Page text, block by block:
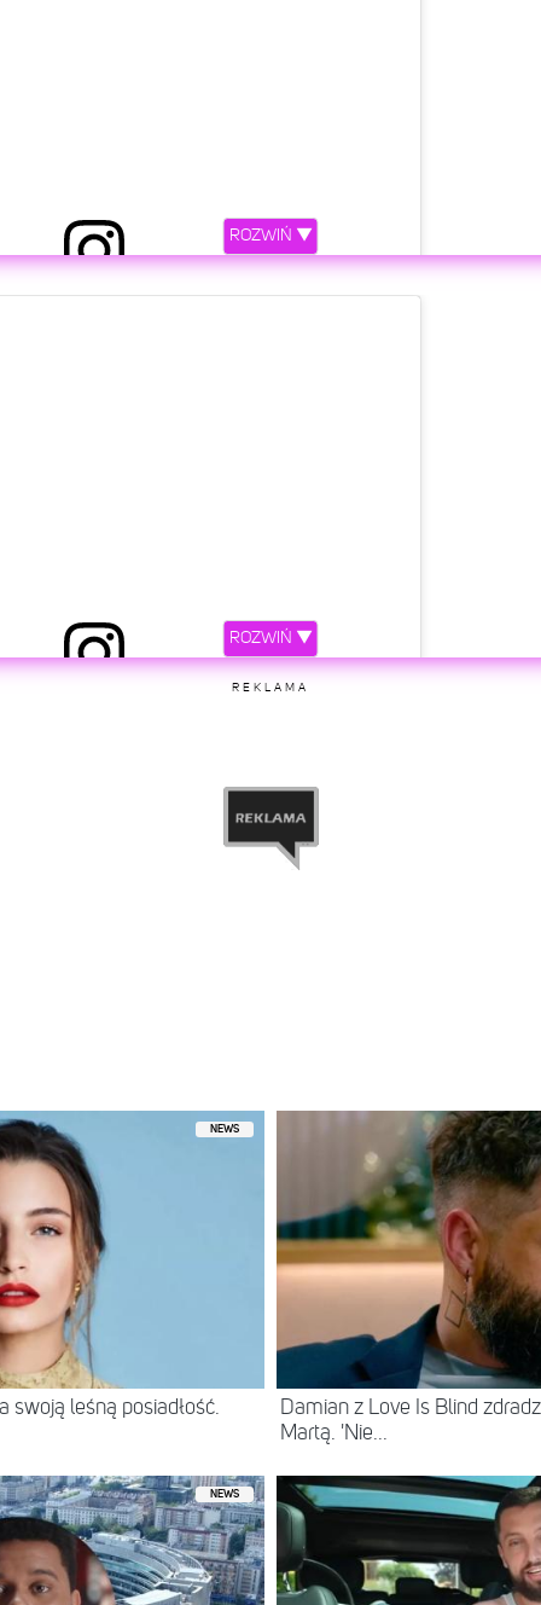
przez Sam Asghari (@samasghari)
przez Sam Asghari (@samasghari)
ROZWIŃ ▼
ROZWIŃ ▼
REKLAMA
NEWS
leśną posiadłość.
Damian z Love Is Blind
Martą. 'Nie...
NEWS